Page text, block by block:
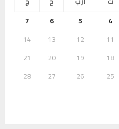
4
5
6
7
11
12
13
14
18
19
20
21
25
26
27
28